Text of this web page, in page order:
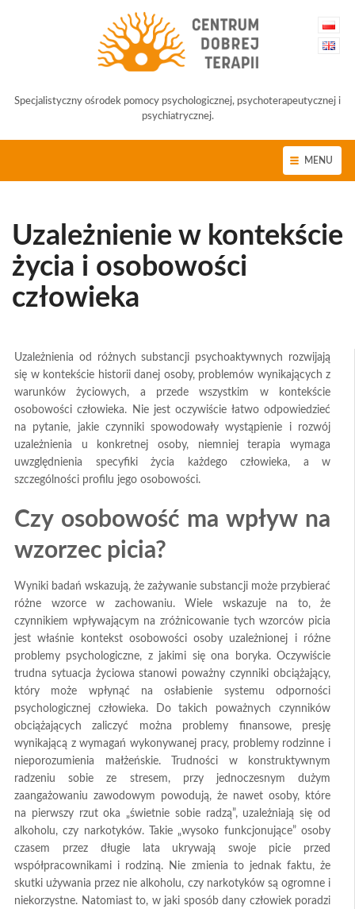
Specjalistyczny ośrodek pomocy psychologicznej, psychoterapeutycznej i
psychiatrycznej.
MENU
Uzależnienie w kontekście
życia i osobowości
człowieka
Uzależnienia od różnych substancji psychoaktywnych rozwijają
się w kontekście historii danej osoby, problemów wynikających z
warunków życiowych, a przede wszystkim w kontekście
osobowości człowieka. Nie jest oczywiście łatwo odpowiedzieć
na pytanie, jakie czynniki spowodowały wystąpienie i rozwój
uzależnienia u konkretnej osoby, niemniej terapia wymaga
uwzględnienia specyfiki życia każdego człowieka, a w
szczególności profilu jego osobowości.
Czy osobowość ma wpływ na
wzorzec picia?
Wyniki badań wskazują, że zażywanie substancji może przybierać
różne wzorce w zachowaniu. Wiele wskazuje na to, że
czynnikiem wpływającym na zróżnicowanie tych wzorców picia
jest właśnie kontekst osobowości osoby uzależnionej i różne
problemy psychologiczne, z jakimi się ona boryka. Oczywiście
trudna sytuacja życiowa stanowi poważny czynniki obciążający,
który może wpłynąć na osłabienie systemu odporności
psychologicznej człowieka. Do takich poważnych czynników
obciążających zaliczyć można problemy finansowe, presję
wynikającą z wymagań wykonywanej pracy, problemy rodzinne i
nieporozumienia małżeńskie. Trudności w konstruktywnym
radzeniu sobie ze stresem, przy jednoczesnym dużym
zaangażowaniu zawodowym powodują, że nawet osoby, które
na pierwszy rzut oka „świetnie sobie radzą”, uzależniają się od
alkoholu, czy narkotyków. Takie „wysoko funkcjonujące” osoby
czasem przez długie lata ukrywają swoje picie przed
współpracownikami i rodziną. Nie zmienia to jednak faktu, że
skutki używania przez nie alkoholu, czy narkotyków są ogromne i
niekorzystne. Natomiast to, w jaki sposób dany człowiek poradzi